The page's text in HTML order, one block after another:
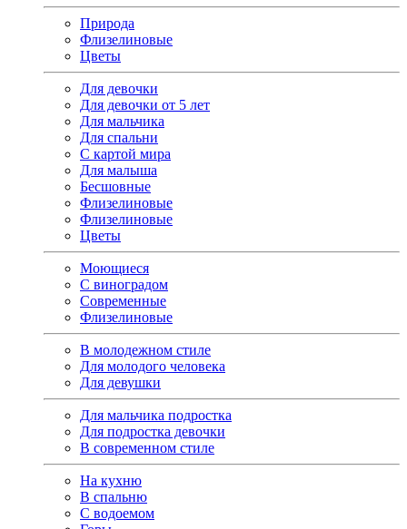
Природа
Флизелиновые
Цветы
Для девочки
Для девочки от 5 лет
Для мальчика
Для спальни
С картой мира
Для малыша
Бесшовные
Флизелиновые
Флизелиновые
Цветы
Моющиеся
С виноградом
Современные
Флизелиновые
В молодежном стиле
Для молодого человека
Для девушки
Для мальчика подростка
Для подростка девочки
В современном стиле
На кухню
В спальню
С водоемом